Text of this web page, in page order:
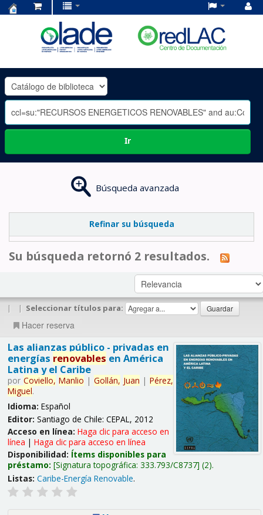
OLADE
-
Ir
Búsqueda avanzada
Refinar su búsqueda
Su búsqueda retornó 2 resultados.
| | Seleccionar títulos para:
Hacer reserva
Las alianzas público - privadas en
energías renovables en América
Latina y el Caribe
por Coviello, Manlio | Gollán, Juan | Pérez,
Miguel.
Idioma: Español
Editor: Santiago de Chile: CEPAL, 2012
Acceso en línea: Haga clic para acceso en
línea | Haga clic para acceso en línea
Disponibilidad: Ítems disponibles para
préstamo: Signatura topográfica: 333.793/C8737 (2).
Listas: Caribe-Energía Renovable.